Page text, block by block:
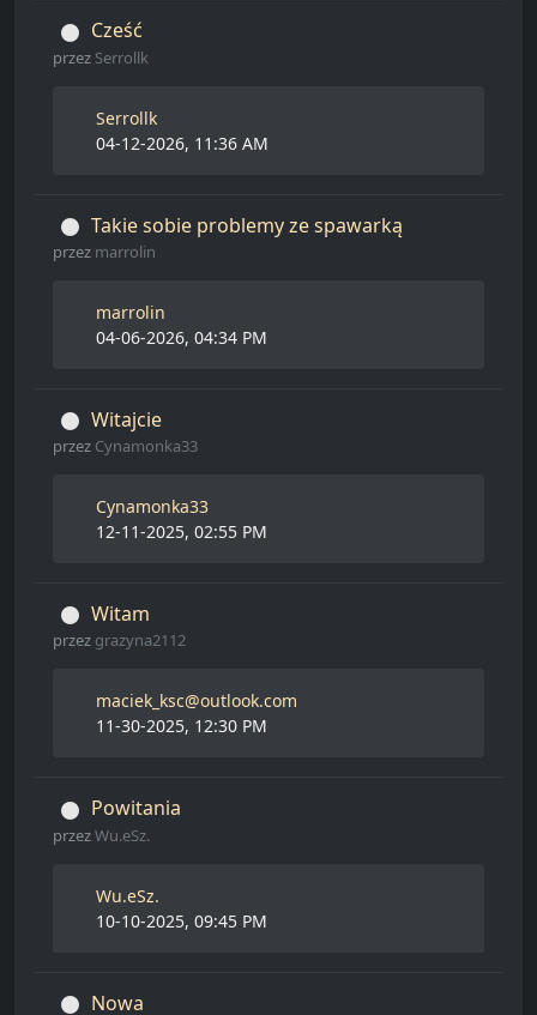
Cześć
przez Serrollk
Serrollk
04-12-2026, 11:36 AM
Takie sobie problemy ze spawarką
przez marrolin
marrolin
04-06-2026, 04:34 PM
Witajcie
przez Cynamonka33
Cynamonka33
12-11-2025, 02:55 PM
Witam
przez grazyna2112
maciek_ksc@outlook.com
11-30-2025, 12:30 PM
Powitania
przezWu.eSz.
Wu.eSz.
10-10-2025, 09:45 PM
Nowa